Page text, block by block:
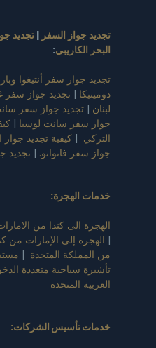
تجديد جواز السفر | تجديد
البحر الكاريبي:
تجديد جواز سفر أنتيغوا
دومينيكا | تجديد جواز سفر
لبنان | تجديد جواز سفر
جواز سفر سانت لوسيا |
التركي | كيفية تجديد
جواز سفر فانواتو. | تجديد
خدمات الهجرة:
الهجرة الى كندا من
| الهجرة إلى الإمارات من
من المملكة المتحدة |
العربية المتحدة
خدمات تأسيس الشركات: